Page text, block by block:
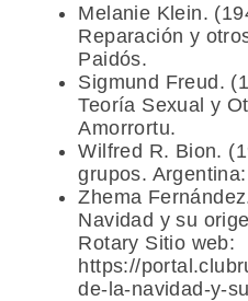
Melanie Klein.
Reparación y
Paidós.
Sigmund Freud.
Teoría Sexual y
Amorrortu.
Wilfred R. Bion.
grupos.
Zhema
Navidad y su
Rotary Sitio web:
https://
de-la-navidad-y-